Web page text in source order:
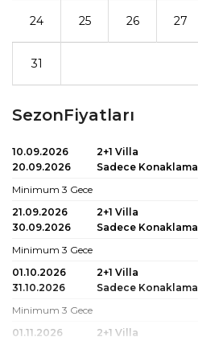
24 25 26 27
31
SezonFiyatları
10.09.2026
20.09.2026
2+1 Villa
Sadece Konaklama
Minimum 3 Gece
21.09.2026
30.09.2026
2+1 Villa
Sadece Konaklama
Minimum 3 Gece
01.10.2026
31.10.2026
2+1 Villa
Sadece Konaklama
Minimum 3 Gece
01.11.2026
2+1 Villa